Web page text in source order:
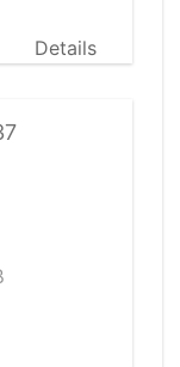
Details